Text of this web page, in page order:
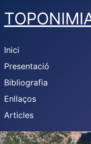
Inici
Presentació
Bibliografia
Enllaços
Articles